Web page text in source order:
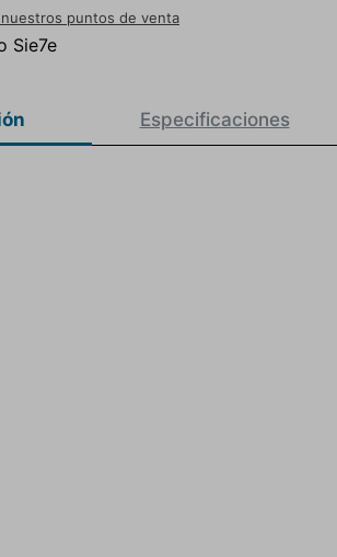
puntos de venta
Especificaciones